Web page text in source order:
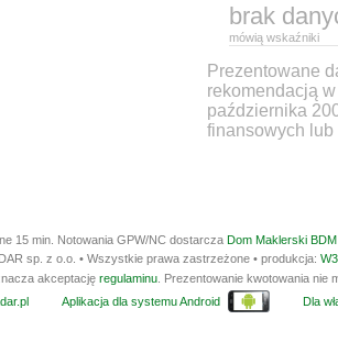
brak
mówią wskaźniki
Prezentowane
rekomendacją
października
finansowych lub
15 min. Notowania GPW/NC dostarcza Dom Maklerski
sp. z o.o. • Wszystkie prawa zastrzeżone • produkcja:
akceptację regulaminu . Prezentowanie kwotowania
Aplikacja dla systemu Android Dla